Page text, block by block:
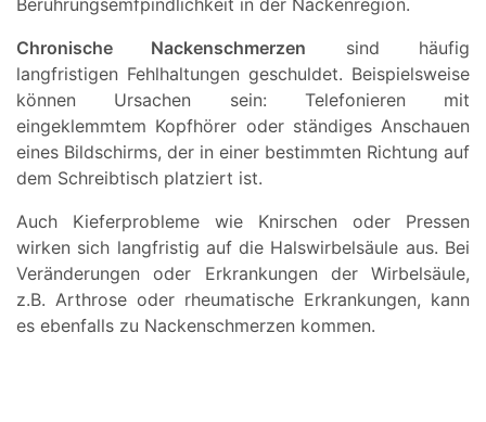
Berührungsemfpindlichkeit in der Nackenregion.
Chronische Nackenschmerzen sind häufig
langfristigen Fehlhaltungen geschuldet. Beispielsweise
können Ursachen sein: Telefonieren mit
eingeklemmtem Kopfhörer oder ständiges Anschauen
eines Bildschirms, der in einer bestimmten Richtung auf
dem Schreibtisch platziert ist.
Auch Kieferprobleme wie Knirschen oder Pressen
wirken sich langfristig auf die Halswirbelsäule aus. Bei
Veränderungen oder Erkrankungen der Wirbelsäule,
z.B. Arthrose oder rheumatische Erkrankungen, kann
es ebenfalls zu Nackenschmerzen kommen.